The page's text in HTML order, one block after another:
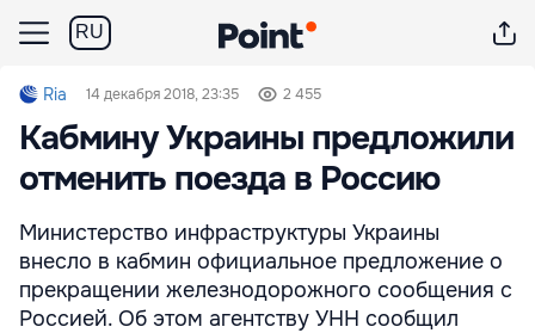
RU
Ria 14 декабря 2018, 23:35 2 455
Кабмину Украины предложили
отменить поезда в Россию
Министерство инфраструктуры Украины
внесло в кабмин официальное предложение о
прекращении железнодорожного сообщения с
Россией. Об этом агентству УНН сообщил